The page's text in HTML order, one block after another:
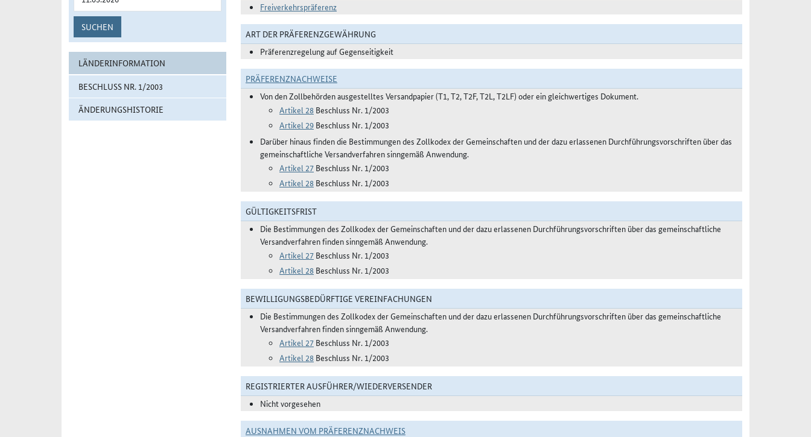
SUCHEN
LÄNDERINFORMATION
BESCHLUSS NR. 1/2003
ÄNDERUNGSHISTORIE
Freiverkehrspräferenz
ART DER PRÄFERENZGEWÄHRUNG
Präferenzregelung auf Gegenseitigkeit
PRÄFERENZNACHWEISE
Von den Zollbehörden ausgestelltes Versandpapier (T1, T2, T2F, T2L, T2LF) oder ein gleichwertiges Dokument.
Artikel 28 Beschluss Nr. 1/2003
Artikel 29 Beschluss Nr. 1/2003
Darüber hinaus finden die Bestimmungen des Zollkodex der Gemeinschaften und der dazu erlassenen Durchführungsvorschriften über das
gemeinschaftliche Versandverfahren sinngemäß Anwendung.
Artikel 27 Beschluss Nr. 1/2003
Artikel 28 Beschluss Nr. 1/2003
GÜLTIGKEITSFRIST
Die Bestimmungen des Zollkodex der Gemeinschaften und der dazu erlassenen Durchführungsvorschriften über das gemeinschaftliche
Versandverfahren finden sinngemäß Anwendung.
Artikel 27 Beschluss Nr. 1/2003
Artikel 28 Beschluss Nr. 1/2003
BEWILLIGUNGSBEDÜRFTIGE VEREINFACHUNGEN
Die Bestimmungen des Zollkodex der Gemeinschaften und der dazu erlassenen Durchführungsvorschriften über das gemeinschaftliche
Versandverfahren finden sinngemäß Anwendung.
Artikel 27 Beschluss Nr. 1/2003
Artikel 28 Beschluss Nr. 1/2003
REGISTRIERTER AUSFÜHRER/WIEDERVERSENDER
Nicht vorgesehen
AUSNAHMEN VOM PRÄFERENZNACHWEIS